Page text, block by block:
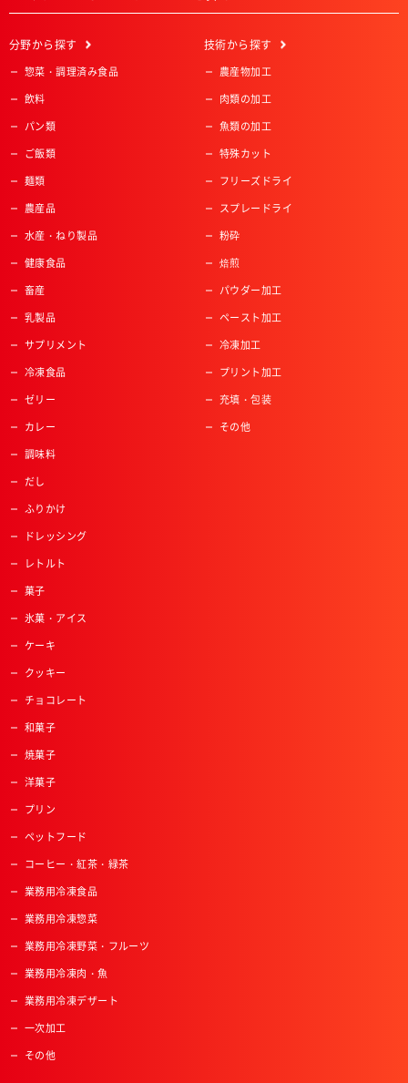
分野から探す
惣菜・調理済み食品
飲料
パン類
ご飯類
麺類
農産品
水産・ねり製品
健康食品
畜産
乳製品
サプリメント
冷凍食品
ゼリー
カレー
調味料
だし
ふりかけ
ドレッシング
レトルト
菓子
氷菓・アイス
ケーキ
クッキー
チョコレート
和菓子
焼菓子
洋菓子
プリン
ペットフード
コーヒー・紅茶・緑茶
業務用冷凍食品
業務用冷凍惣菜
業務用冷凍野菜・フルーツ
業務用冷凍肉・魚
業務用冷凍デザート
一次加工
その他
技術から探す
農産物加工
肉類の加工
魚類の加工
特殊カット
フリーズドライ
スプレードライ
粉砕
焙煎
パウダー加工
ペースト加工
冷凍加工
プリント加工
充填・包装
その他